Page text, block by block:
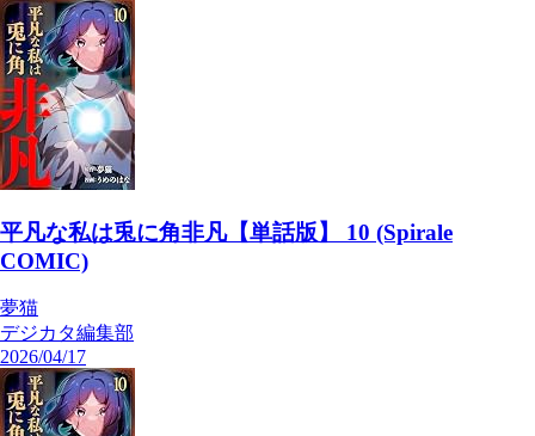
平凡な私は兎に角非凡【単話版】 10 (Spirale
COMIC)
夢猫
デジカタ編集部
2026/04/17